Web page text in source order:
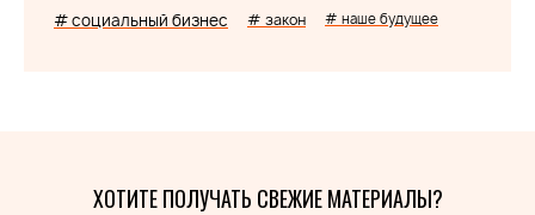
# социальный бизнес # закон # наше будущее
ХОТИТЕ ПОЛУЧАТЬ СВЕЖИЕ МАТЕРИАЛЫ?